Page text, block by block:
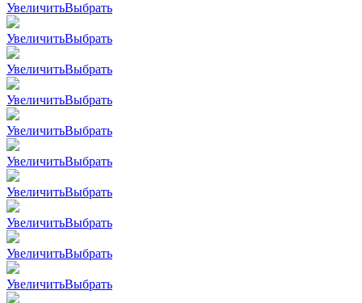
УвеличитьВыбрать
УвеличитьВыбрать
УвеличитьВыбрать
УвеличитьВыбрать
УвеличитьВыбрать
УвеличитьВыбрать
УвеличитьВыбрать
УвеличитьВыбрать
УвеличитьВыбрать
УвеличитьВыбрать